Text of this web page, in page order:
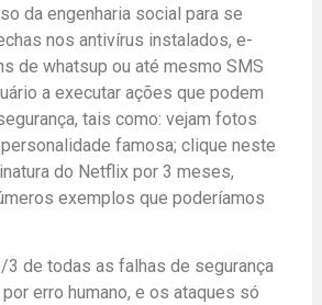
da engenharia social para se
nos antivírus instalados, e-
de whatsup ou até mesmo SMS
a executar ações que podem
tais como: vejam fotos
famosa; clique neste
do Netflix por 3 meses,
exemplos que poderíamos
3 de todas as falhas de segurança
erro humano, e os ataques só